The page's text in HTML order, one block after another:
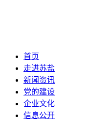
首页
走进苏盐
新闻资讯
党的建设
企业文化
信息公开